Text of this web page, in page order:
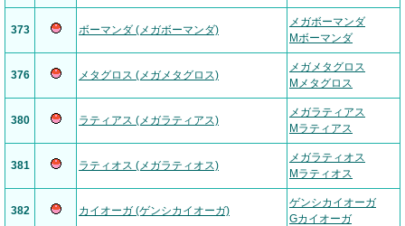
373 ボーマンダ (メガボーマンダ)
メガボーマンダ
Mボーマンダ
376 メタグロス (メガメタグロス)
メガメタグロス
Mメタグロス
380 ラティアス (メガラティアス)
メガラティアス
Mラティアス
381 ラティオス (メガラティオス)
メガラティオス
Mラティオス
382 カイオーガ (ゲンシカイオーガ)
ゲンシカイオーガ
Gカイオーガ